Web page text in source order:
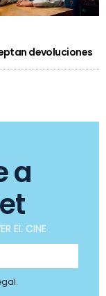
devoluciones
a
EL CINE
.